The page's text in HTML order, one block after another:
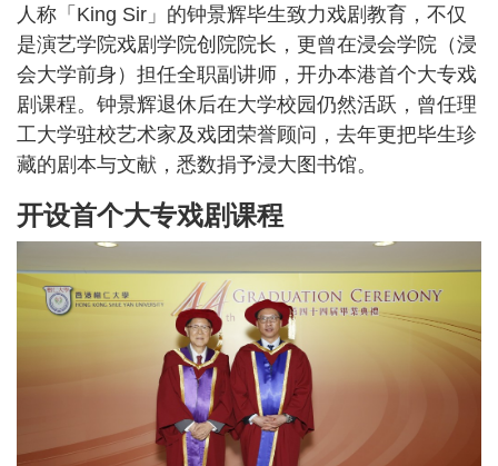
人称「King Sir」的钟景辉毕生致力戏剧教育，不仅
是演艺学院戏剧学院创院院长，更曾在浸会学院（浸
会大学前身）担任全职副讲师，开办本港首个大专戏
剧课程。钟景辉退休后在大学校园仍然活跃，曾任理
工大学驻校艺术家及戏团荣誉顾问，去年更把毕生珍
藏的剧本与文献，悉数捐予浸大图书馆。
开设首个大专戏剧课程